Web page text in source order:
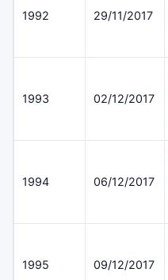
1992 29/11/2017
1993 02/12/2017
1994 06/12/2017
1995 09/12/2017